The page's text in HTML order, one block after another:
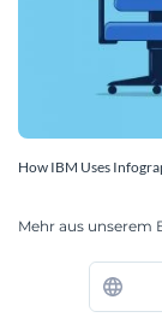
How IBM Uses
Mehr aus unserem